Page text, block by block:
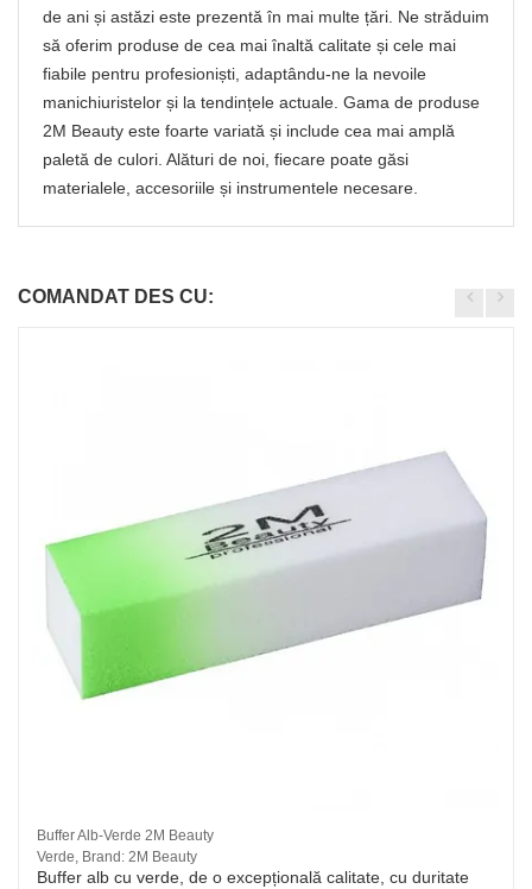
de ani și astăzi este prezentă în mai multe țări. Ne străduim
să oferim produse de cea mai înaltă calitate și cele mai
fiabile pentru profesioniști, adaptându-ne la nevoile
manichiuristelor și la tendințele actuale. Gama de produse
2M Beauty este foarte variată și include cea mai amplă
paletă de culori. Alături de noi, fiecare poate găsi
materialele, accesoriile și instrumentele necesare.
COMANDAT DES CU:
Buffer Alb-Verde 2M Beauty
Verde, Brand: 2M Beauty
Buffer alb cu verde, de o excepțională calitate, cu duritate